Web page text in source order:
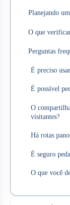
Planejando
O que
Perguntas
É preciso
É possível
O
visitantes?
Há rotas
É seguro
O que você